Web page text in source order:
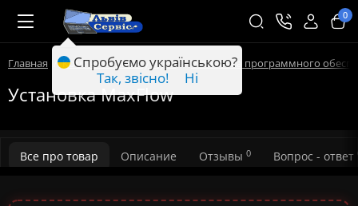
0
Главная Компьютерные услуги Установка программного
Установка MaxFlow
Все про товар Описание Отзывы 0 Вопрос - ответ
Спробуємо українською?
Так, звісно!
Ні